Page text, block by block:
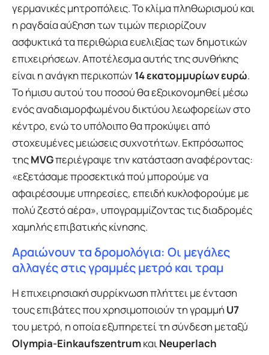
γερμανικές μητροπόλεις. Το κλίμα πληθωρισμού και
η ραγδαία αύξηση των τιμών περιορίζουν
ασφυκτικά τα περιθώρια ευελιξίας των δημοτικών
επιχειρήσεων. Αποτέλεσμα αυτής της συνθήκης
είναι η ανάγκη περικοπών 14 εκατομμυρίων ευρώ.
Το ήμισυ αυτού του ποσού θα εξοικονομηθεί μέσω
ενός αναδιαμορφωμένου δικτύου λεωφορείων στο
κέντρο, ενώ το υπόλοιπο θα προκύψει από
στοχευμένες μειώσεις συχνοτήτων. Εκπρόσωπος
τηςMVGπεριέγραψε την κατάσταση αναφέροντας:
«εξετάσαμε προσεκτικά πού μπορούμε να
αφαιρέσουμε υπηρεσίες, επειδή κυκλοφορούμε με
πολύ ζεστό αέρα», υπογραμμίζοντας τις διαδρομές
χαμηλής επιβατικής κίνησης.
Αραιώνουν τα δρομολόγια: Οι μεγάλες
αλλαγές στις γραμμές μετρό και τραμ
Η επιχειρησιακή συρρίκνωση πλήττει με ένταση
τους επιβάτες που χρησιμοποιούν τη γραμμή U7
του μετρό, η οποία εξυπηρετεί τη σύνδεση μεταξύ
Olympia-EinkaufszentrumκαιNeuperlach